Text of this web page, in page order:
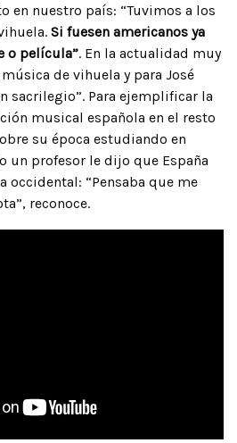
en nuestro país: “Tuvimos a los
Si fuesen americanos ya
o película”. En la actualidad muy
de vihuela y para José
sacrilegio”. Para ejemplificar la
musical española en el resto
su época estudiando en
un profesor le dijo que España
occidental: “Pensaba que me
reconoce.